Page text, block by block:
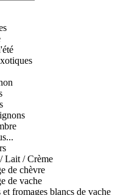
Lait / Crème
de chèvre
de vache
et fromages blancs de vache